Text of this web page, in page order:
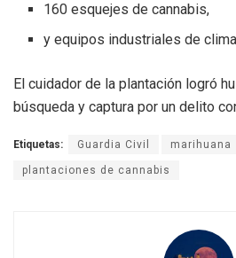
160 esquejes de cannabis,
y equipos industriales de
El cuidador de la plantación logró
búsqueda y captura por un delito
Etiquetas: Guardia Civil marihuana
plantaciones de cannabis